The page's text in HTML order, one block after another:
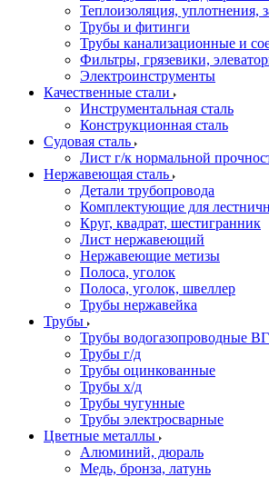
Теплоизоляция, уплотнения,
Трубы и фитинги
Трубы канализационные и
Фильтры, грязевики,
Электроинструменты
Качественные стали
Инструментальная сталь
Конструкционная сталь
Судовая сталь
Лист г/к нормальной
Нержавеющая сталь
Детали трубопровода
Комплектующие для
Круг, квадрат, шестигранник
Лист нержавеющий
Нержавеющие метизы
Полоса, уголок
Полоса, уголок, швеллер
Трубы нержавейка
Трубы
Трубы водогазопроводные
Трубы г/д
Трубы оцинкованные
Трубы х/д
Трубы чугунные
Трубы электросварные
Цветные металлы
Алюминий, дюраль
Медь, бронза, латунь